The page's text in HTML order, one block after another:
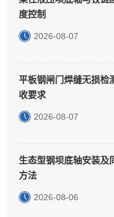
度控制
2026-08-07
平板钢闸门焊缝无损检
收要求
2026-08-07
生态型钢坝底轴安装及
方法
2026-08-06